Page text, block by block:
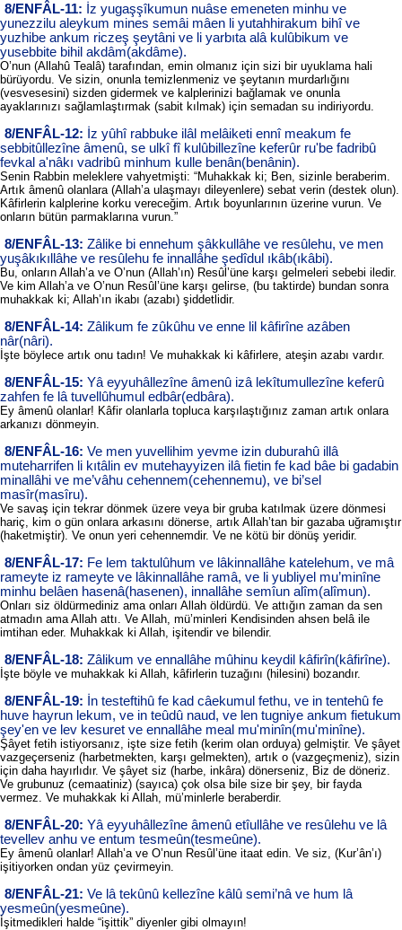
8/ENFÂL-11: İz yugaşşîkumun nuâse emeneten minhu ve
yunezzilu aleykum mines semâi mâen li yutahhirakum bihî ve
yuzhibe ankum riczeş şeytâni ve li yarbıta alâ kulûbikum ve
yusebbite bihil akdâm(akdâme).
O’nun (Allahû Tealâ) tarafından, emin olmanız için sizi bir uyuklama hali
bürüyordu. Ve sizin, onunla temizlenmeniz ve şeytanın murdarlığını
(vesvesesini) sizden gidermek ve kalplerinizi bağlamak ve onunla
ayaklarınızı sağlamlaştırmak (sabit kılmak) için semadan su indiriyordu.
8/ENFÂL-12: İz yûhî rabbuke ilâl melâiketi ennî meakum fe
sebbitûllezîne âmenû, se ulkî fî kulûbillezîne keferûr ru'be fadribû
fevkal a'nâkı vadribû minhum kulle benân(benânin).
Senin Rabbin meleklere vahyetmişti: “Muhakkak ki; Ben, sizinle beraberim.
Artık âmenû olanlara (Allah’a ulaşmayı dileyenlere) sebat verin (destek olun).
Kâfirlerin kalplerine korku vereceğim. Artık boyunlarının üzerine vurun. Ve
onların bütün parmaklarına vurun.”
8/ENFÂL-13: Zâlike bi ennehum şâkkullâhe ve resûlehu, ve men
yuşâkıkıllâhe ve resûlehu fe innallâhe şedîdul ıkâb(ıkâbi).
Bu, onların Allah’a ve O’nun (Allah’ın) Resûl’üne karşı gelmeleri sebebi iledir.
Ve kim Allah’a ve O’nun Resûl’üne karşı gelirse, (bu taktirde) bundan sonra
muhakkak ki; Allah’ın ikabı (azabı) şiddetlidir.
8/ENFÂL-14: Zâlikum fe zûkûhu ve enne lil kâfirîne azâben
nâr(nâri).
İşte böylece artık onu tadın! Ve muhakkak ki kâfirlere, ateşin azabı vardır.
8/ENFÂL-15: Yâ eyyuhâllezîne âmenû izâ lekîtumullezîne keferû
zahfen fe lâ tuvellûhumul edbâr(edbâra).
Ey âmenû olanlar! Kâfir olanlarla topluca karşılaştığınız zaman artık onlara
arkanızı dönmeyin.
8/ENFÂL-16: Ve men yuvellihim yevme izin duburahû illâ
muteharrifen li kıtâlin ev mutehayyizen ilâ fietin fe kad bâe bi gadabin
minallâhi ve me’vâhu cehennem(cehennemu), ve bi’sel
masîr(masîru).
Ve savaş için tekrar dönmek üzere veya bir gruba katılmak üzere dönmesi
hariç, kim o gün onlara arkasını dönerse, artık Allah’tan bir gazaba uğramıştır
(haketmiştir). Ve onun yeri cehennemdir. Ve ne kötü bir dönüş yeridir.
8/ENFÂL-17: Fe lem taktulûhum ve lâkinnallâhe katelehum, ve mâ
rameyte iz rameyte ve lâkinnallâhe ramâ, ve li yubliyel mu’minîne
minhu belâen hasenâ(hasenen), innallâhe semîun alîm(alîmun).
Onları siz öldürmediniz ama onları Allah öldürdü. Ve attığın zaman da sen
atmadın ama Allah attı. Ve Allah, mü’minleri Kendisinden ahsen belâ ile
imtihan eder. Muhakkak ki Allah, işitendir ve bilendir.
8/ENFÂL-18: Zâlikum ve ennallâhe mûhinu keydil kâfirîn(kâfirîne).
İşte böyle ve muhakkak ki Allah, kâfirlerin tuzağını (hilesini) bozandır.
8/ENFÂL-19: İn testeftihû fe kad câekumul fethu, ve in tentehû fe
huve hayrun lekum, ve in teûdû naud, ve len tugniye ankum fietukum
şey'en ve lev kesuret ve ennallâhe meal mu'minîn(mu'minîne).
Şâyet fetih istiyorsanız, işte size fetih (kerim olan orduya) gelmiştir. Ve şâyet
vazgeçerseniz (harbetmekten, karşı gelmekten), artık o (vazgeçmeniz), sizin
için daha hayırlıdır. Ve şâyet siz (harbe, inkâra) dönerseniz, Biz de döneriz.
Ve grubunuz (cemaatiniz) (sayıca) çok olsa bile size bir şey, bir fayda
vermez. Ve muhakkak ki Allah, mü’minlerle beraberdir.
8/ENFÂL-20: Yâ eyyuhâllezîne âmenû etîullâhe ve resûlehu ve lâ
tevellev anhu ve entum tesmeûn(tesmeûne).
Ey âmenû olanlar! Allah’a ve O’nun Resûl’üne itaat edin. Ve siz, (Kur’ân’ı)
işitiyorken ondan yüz çevirmeyin.
8/ENFÂL-21: Ve lâ tekûnû kellezîne kâlû semi’nâ ve hum lâ
yesmeûn(yesmeûne).
İşitmedikleri halde “işittik” diyenler gibi olmayın!